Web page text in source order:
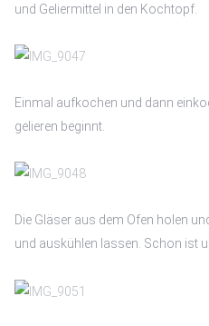
und Geliermittel in den Kochtopf.
Einmal aufkochen und dann
gelieren beginnt.
Die Gläser aus dem Ofen holen
und auskühlen lassen. Schon ist